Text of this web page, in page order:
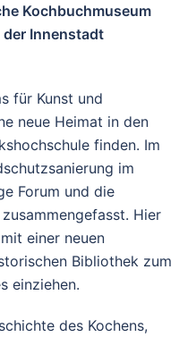
Kochbuchmuseum
Innenstadt
für Kunst und
neue Heimat in den
finden. Im
im
Forum und die
Hier
einer neuen
Bibliothek zum
einziehen.
des Kochens,